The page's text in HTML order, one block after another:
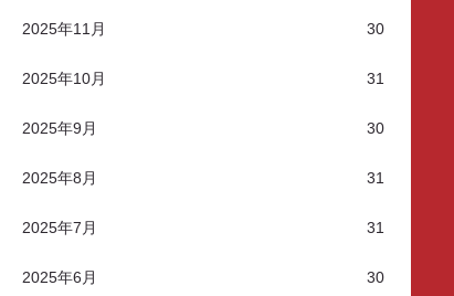
2025年11月 30
2025年10月 31
2025年9月 30
2025年8月 31
2025年7月 31
2025年6月 30